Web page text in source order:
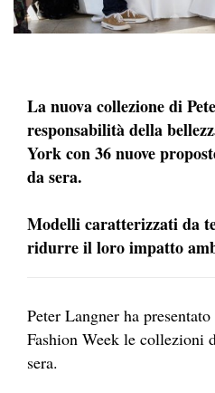
La nuova collezione di
responsabilità della
York con 36 nuove
da sera.
Modelli caratterizzati da
ridurre il loro impatto
Peter Langner ha
Fashion Week le collezioni
sera.